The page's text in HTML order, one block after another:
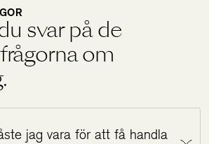
svar på de
om
jag vara för att få handla